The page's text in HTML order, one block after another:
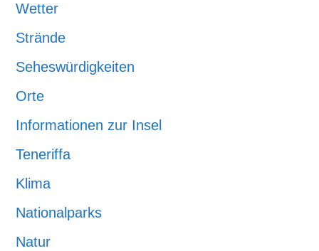
Wetter
Strände
Seheswürdigkeiten
Orte
Informationen zur Insel
Teneriffa
Klima
Nationalparks
Natur